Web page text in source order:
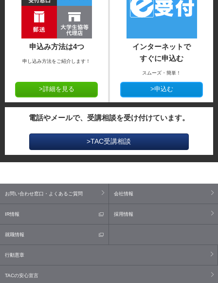
申込み方法は4つ
申し込み方法をご紹介します！
>詳細を見る
インターネットで
すぐに申込む
スムーズ・簡単！
>申込む
電話やメールで、受講相談を受け付けています。
>TAC受講相談
お問い合わせ窓口・よくあるご質問 会社情報
IR情報 採用情報
就職情報
行動憲章
TACの安心宣言